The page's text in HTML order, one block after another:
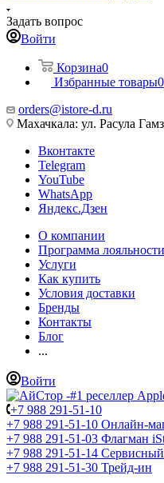
Задать вопрос
Войти
Корзина0
Избранные товары0
orders@istore-d.ru
Махачкала: ул. Расула
Вконтакте
Telegram
YouTube
WhatsApp
Яндекс.Дзен
О компании
Программа лояльности
Услуги
Как купить
Условия доставки
Бренды
Контакты
Блог
...
Войти
+7 988 291-51-10
+7 988 291-51-10 Онлайн-
+7 988 291-51-03 Флагман
+7 988 291-51-14
+7 988 291-51-30 Трейд-ин